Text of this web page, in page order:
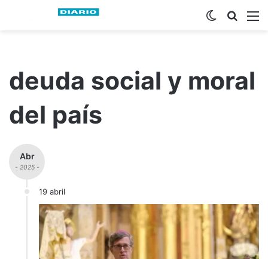
Buscar
Switch skin
deuda social y moral
del país
Abr
- 2025 -
19 abril